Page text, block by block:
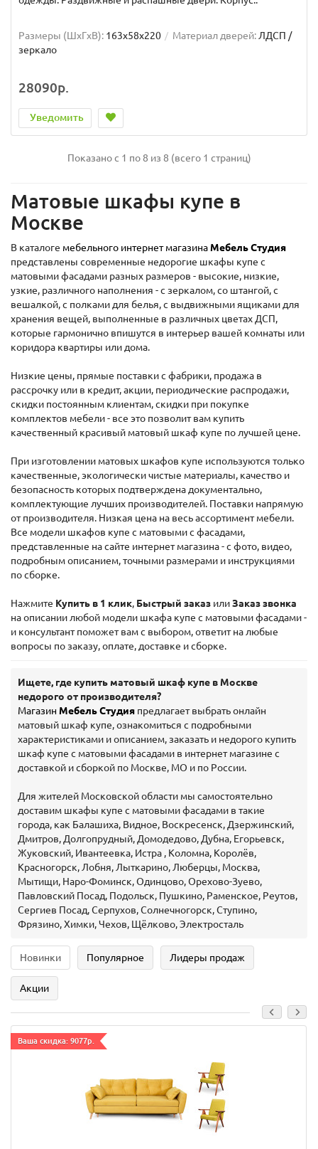
Размеры (ШxГxВ): 163x58x220 Материал дверей:ЛДСП /
зеркало
28090р.
Уведомить
Показано с 1 по 8 из 8 (всего 1 страниц)
Матовые шкафы купе в
Москве
В каталоге мебельного интернет магазинаМебель Студия
представлены современные недорогие шкафы купе с
матовыми фасадами разных размеров - высокие, низкие,
узкие, различного наполнения - с зеркалом, со штангой, с
вешалкой, с полками для белья, с выдвижными ящиками для
хранения вещей, выполненные в различных цветах ДСП,
которые гармонично впишутся в интерьер вашей комнаты или
коридора квартиры или дома.
Низкие цены, прямые поставки с фабрики, продажа в
рассрочку или в кредит, акции, периодические распродажи,
скидки постоянным клиентам, скидки при покупке
комплектов мебели - все это позволит вам купить
качественный красивый матовый шкаф купе по лучшей цене.
При изготовлении матовых шкафов купе используются только
качественные, экологически чистые материалы, качество и
безопасность которых подтверждена документально,
комплектующие лучших производителей. Поставки напрямую
от производителя. Низкая цена на весь ассортимент мебели.
Все модели шкафов купе с матовыми с фасадами,
представленные на сайте интернет магазина - с фото, видео,
подробным описанием, точными размерами и инструкциями
по сборке.
Нажмите Купить в 1 клик, Быстрый заказ илиЗаказ звонка
на описании любой модели шкафа купе с матовыми фасадами -
и консультант поможет вам с выбором, ответит на любые
вопросы по заказу, оплате, доставке и сборке.
Ищете, где купить матовый шкаф купе в Москве
недорого от производителя?
Магазин Мебель Студия предлагает выбрать онлайн
матовый шкаф купе, ознакомиться с подробными
характеристиками и описанием, заказать и недорого купить
шкаф купе с матовыми фасадами в интернет магазине с
доставкой и сборкой по Москве, МО и по России.
Для жителей Московской области мы самостоятельно
доставим шкафы купе с матовыми фасадами в такие
города, как Балашиха, Видное, Воскресенск, Дзержинский,
Дмитров, Долгопрудный, Домодедово, Дубна, Егорьевск,
Жуковский, Ивантеевка, Истра , Коломна, Королёв,
Красногорск, Лобня, Лыткарино, Люберцы, Москва,
Мытищи, Наро-Фоминск, Одинцово, Орехово-Зуево,
Павловский Посад, Подольск, Пушкино, Раменское, Реутов,
Сергиев Посад, Серпухов, Солнечногорск, Ступино,
Фрязино, Химки, Чехов, Щёлково, Электросталь
Новинки Популярное Лидеры продаж
Акции
Ваша скидка: 9077р.